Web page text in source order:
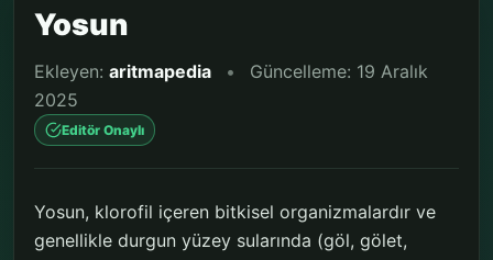
Yosun
Ekleyen: aritmapedia •
Güncelleme: 19 Aralık
2025
Editör Onaylı
Yosun, klorofil içeren bitkisel organizmalardır ve
genellikle durgun yüzey sularında (göl, gölet,